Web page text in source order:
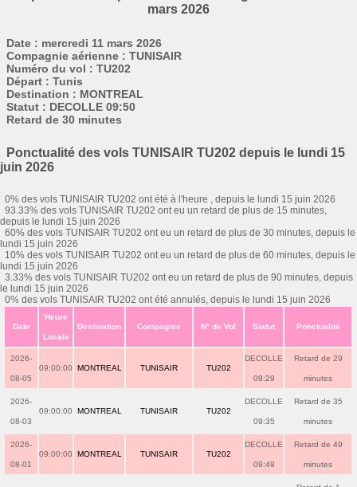
mars 2026
Date : mercredi 11 mars 2026
Compagnie aérienne : TUNISAIR
Numéro du vol : TU202
Départ : Tunis
Destination : MONTREAL
Statut : DECOLLE 09:50
Retard de 30 minutes
Ponctualité des vols TUNISAIR TU202 depuis le lundi 15
juin 2026
0% des vols TUNISAIR TU202 ont été à l'heure , depuis le lundi 15 juin 2026
93.33% des vols TUNISAIR TU202 ont eu un retard de plus de 15 minutes,
depuis le lundi 15 juin 2026
60% des vols TUNISAIR TU202 ont eu un retard de plus de 30 minutes, depuis le
lundi 15 juin 2026
10% des vols TUNISAIR TU202 ont eu un retard de plus de 60 minutes, depuis le
lundi 15 juin 2026
3.33% des vols TUNISAIR TU202 ont eu un retard de plus de 90 minutes, depuis
le lundi 15 juin 2026
0% des vols TUNISAIR TU202 ont été annulés, depuis le lundi 15 juin 2026
Date
Heure
Locale
Destination Compagnie N° de Vol Statut Ponctualité
2026-
08-05
09:00:00 MONTREAL TUNISAIR TU202
DECOLLE
09:29
Retard de 29
minutes
2026-
08-03
09:00:00 MONTREAL TUNISAIR TU202
DECOLLE
09:35
Retard de 35
minutes
2026-
08-01
09:00:00 MONTREAL TUNISAIR TU202
DECOLLE
09:49
Retard de 49
minutes